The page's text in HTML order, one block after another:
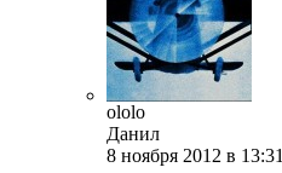
ololo
Данил
8 ноября 2012 в 13:31